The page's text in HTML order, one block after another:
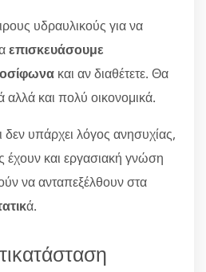
υδραυλικούς για να
επισκευάσουμε
και αν διαθέτετε. Θα
αλλά και πολύ οικονομικά.
υπάρχει λόγος ανησυχίας,
έχουν και εργασιακή γνώση
να ανταπεξέλθουν στα
ά.